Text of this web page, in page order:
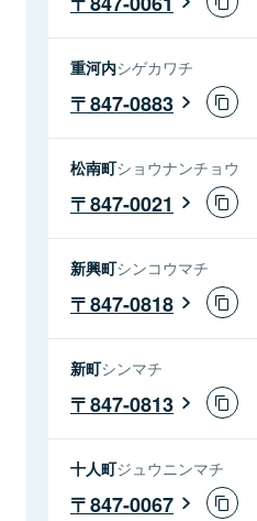
重河内シゲカワチ
847-0883
松南町ショウナンチョウ
847-0021
新興町シンコウマチ
847-0818
新町シンマチ
847-0813
十人町ジュウニンマチ
847-0067